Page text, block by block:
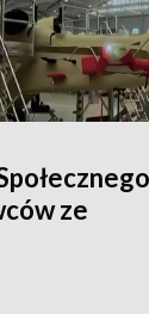
ze